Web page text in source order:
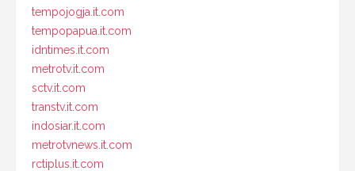
tempojogja.it.com
tempopapua.it.com
idntimes.it.com
metrotv.it.com
sctv.it.com
transtv.it.com
indosiar.it.com
metrotvnews.it.com
rctiplus.it.com